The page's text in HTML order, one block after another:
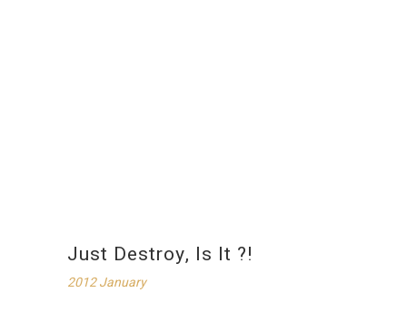
Just Destroy, Is It ?!
2012 January